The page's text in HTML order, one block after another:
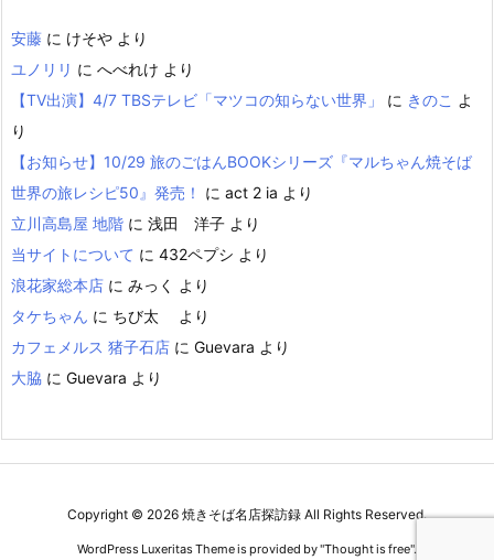
安藤 に けそや より
ユノリリ に へべれけ より
【TV出演】4/7 TBSテレビ「マツコの知らない世界」
に きのこ よ
り
【お知らせ】10/29 旅のごはんBOOKシリーズ『マルちゃん焼そば
世界の旅レシピ50』発売！
に act 2 ia より
立川高島屋 地階 に 浅田 洋子 より
当サイトについて に 432ペプシ より
浪花家総本店 に みっく より
タケちゃん に ちび太
より
カフェメルス 猪子石店 に Guevara より
大脇 に Guevara より
Copyright © 2026 焼きそば名店探訪録 All Rights Reserved.
WordPress Luxeritas Theme is provided by "Thought is free".